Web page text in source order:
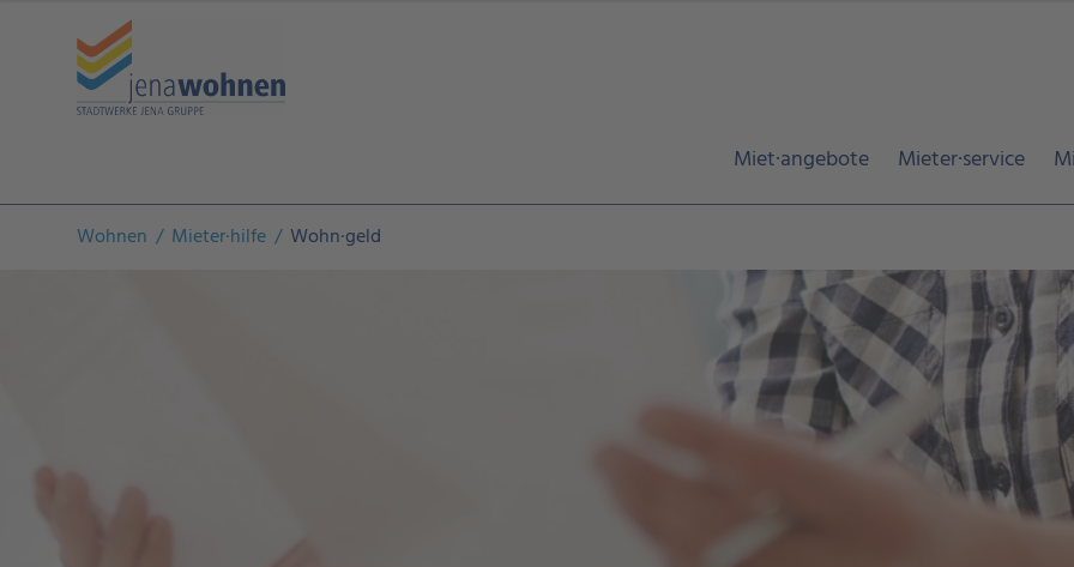
Miet·angebote Mieter·service
Wohnen Mieter·hilfe Wohn·geld